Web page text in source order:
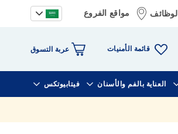
الوظائف مواقع الفروع
قائمة الأمنيات عربة التسوق
العناية بالفم والأسنان فيتابيوتكس